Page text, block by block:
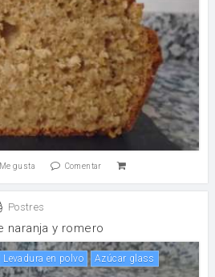
Me gusta Comentar
Postres
naranja y romero
levadura en polvo Azúcar glass